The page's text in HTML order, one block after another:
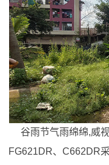
谷雨节气雨绵绵,威
FG621DR、C662DR